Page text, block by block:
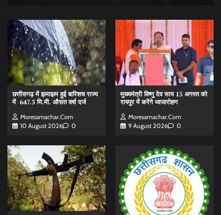
छत्तीसगढ़ में झमाझम हुई बारिशच राज्य
में 647.3 मि.मी. औसत वर्षा दर्ज
Moresamachar.com
10 August 2026
0
मुख्यमंत्री विष्णु देव साय 15 अगस्त को
रायपुर में करेंगे ध्वजारोहण
Moresamachar.com
9 August 2026
0